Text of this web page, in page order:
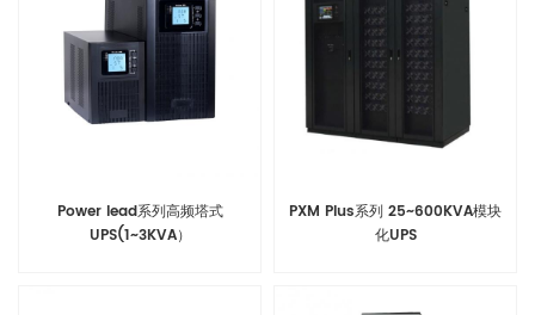
Power lead系列高频塔式
UPS(1~3KVA）
PXM Plus系列 25~600KVA模块
化UPS